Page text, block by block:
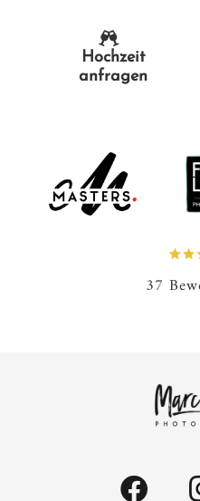
Hochzeit
anfragen
37